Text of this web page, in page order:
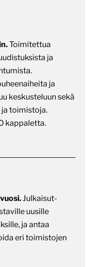
Toimitettua
ja
ja
keskusteluun sekä
toimistoja.
kappaletta.
Julkaisut-
uusille
ja antaa
eri toimistojen